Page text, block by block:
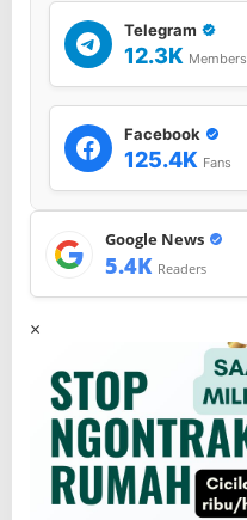
Telegram
12.3K Members
Facebook
125.4K Fans
Google News
5.4K Readers
×